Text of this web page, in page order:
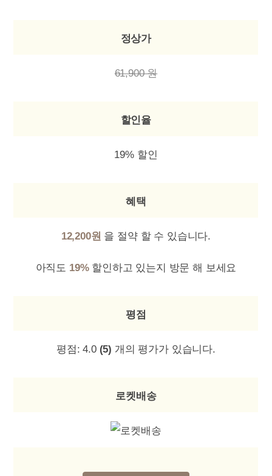
정상가
61,900 원
할인율
19% 할인
혜택
12,200원 을 절약 할 수 있습니다.
아직도 19%할인하고 있는지 방문 해 보세요
평점
평점:4.0 (5) 개의 평가가 있습니다.
로켓배송